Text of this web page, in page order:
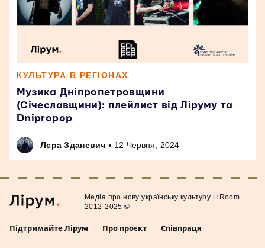
КУЛЬТУРА В РЕГІОНАХ
Музика Дніпропетровщини
(Січеславщини): плейлист від Ліруму та
Dnipropop
Лєра Зданевич • 12 Червня, 2024
Підтримайте Лірум Про проєкт Співпраця
Медiа про нову українську культуру LiRoom
2012-2025 ©